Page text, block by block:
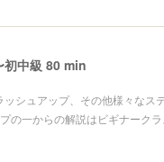
初中級 80 min
シュアップ、その他様々なス
の一からの解説はビギナーク